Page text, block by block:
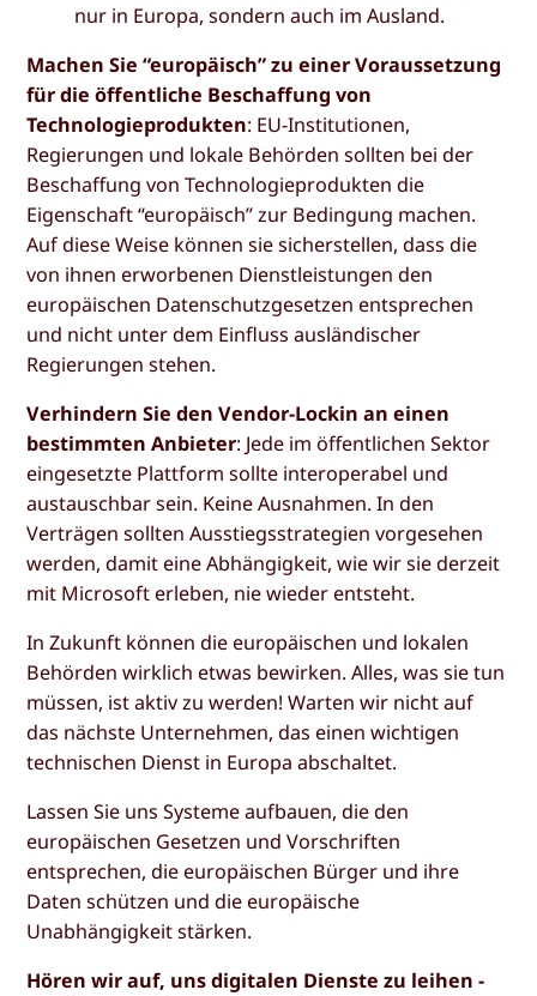
nur in Europa, sondern auch im Ausland.
Machen Sie “europäisch” zu einer Voraussetzung
für die öffentliche Beschaffung von
Technologieprodukten: EU-Institutionen,
Regierungen und lokale Behörden sollten bei der
Beschaffung von Technologieprodukten die
Eigenschaft “europäisch” zur Bedingung machen.
Auf diese Weise können sie sicherstellen, dass die
von ihnen erworbenen Dienstleistungen den
europäischen Datenschutzgesetzen entsprechen
und nicht unter dem Einfluss ausländischer
Regierungen stehen.
Verhindern Sie den Vendor-Lockin an einen
bestimmten Anbieter: Jede im öffentlichen Sektor
eingesetzte Plattform sollte interoperabel und
austauschbar sein. Keine Ausnahmen. In den
Verträgen sollten Ausstiegsstrategien vorgesehen
werden, damit eine Abhängigkeit, wie wir sie derzeit
mit Microsoft erleben, nie wieder entsteht.
In Zukunft können die europäischen und lokalen
Behörden wirklich etwas bewirken. Alles, was sie tun
müssen, ist aktiv zu werden! Warten wir nicht auf
das nächste Unternehmen, das einen wichtigen
technischen Dienst in Europa abschaltet.
Lassen Sie uns Systeme aufbauen, die den
europäischen Gesetzen und Vorschriften
entsprechen, die europäischen Bürger und ihre
Daten schützen und die europäische
Unabhängigkeit stärken.
Hören wir auf, uns digitalen Dienste zu leihen -